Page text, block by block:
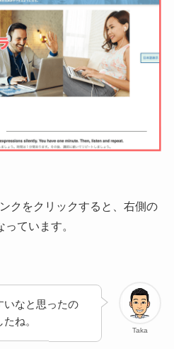
クをクリックすると、右側の
ています。
Taka
いなと思ったの
ね。